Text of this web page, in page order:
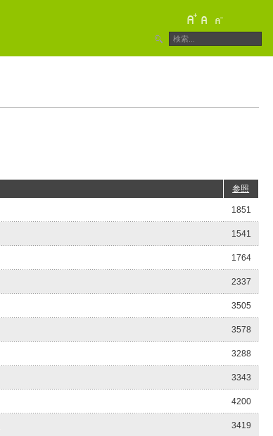
参照
1851
1541
1764
2337
3505
3578
3288
3343
4200
3419